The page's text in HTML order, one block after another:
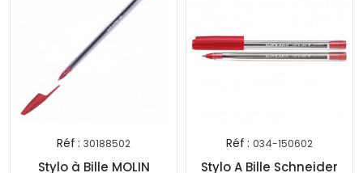
Réf : 30188502
Stylo à Bille MOLIN
Réf : 034-150602
Stylo A Bille Schneider